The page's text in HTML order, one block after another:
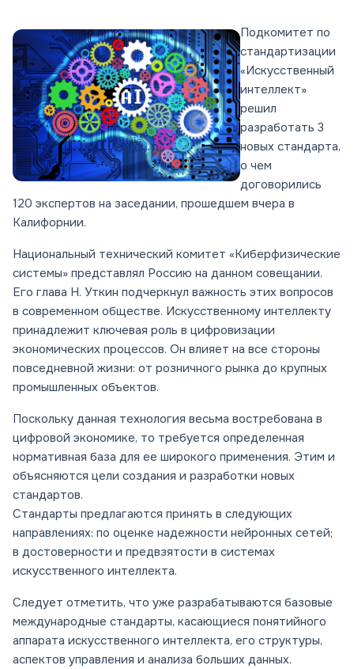
Подкомитет по
стандартизации
«Искусственный
интеллект»
решил
разработать 3
новых стандарта,
о чем
договорились
120 экспертов на заседании, прошедшем вчера в
Калифорнии.
Национальный технический комитет «Киберфизические
системы» представлял Россию на данном совещании.
Его глава Н. Уткин подчеркнул важность этих вопросов
в современном обществе. Искусственному интеллекту
принадлежит ключевая роль в цифровизации
экономических процессов. Он влияет на все стороны
повседневной жизни: от розничного рынка до крупных
промышленных объектов.
Поскольку данная технология весьма востребована в
цифровой экономике, то требуется определенная
нормативная база для ее широкого применения. Этим и
объясняются цели создания и разработки новых
стандартов.
Стандарты предлагаются принять в следующих
направлениях: по оценке надежности нейронных сетей;
в достоверности и предвзятости в системах
искусственного интеллекта.
Следует отметить, что уже разрабатываются базовые
международные стандарты, касающиеся понятийного
аппарата искусственного интеллекта, его структуры,
аспектов управления и анализа больших данных.